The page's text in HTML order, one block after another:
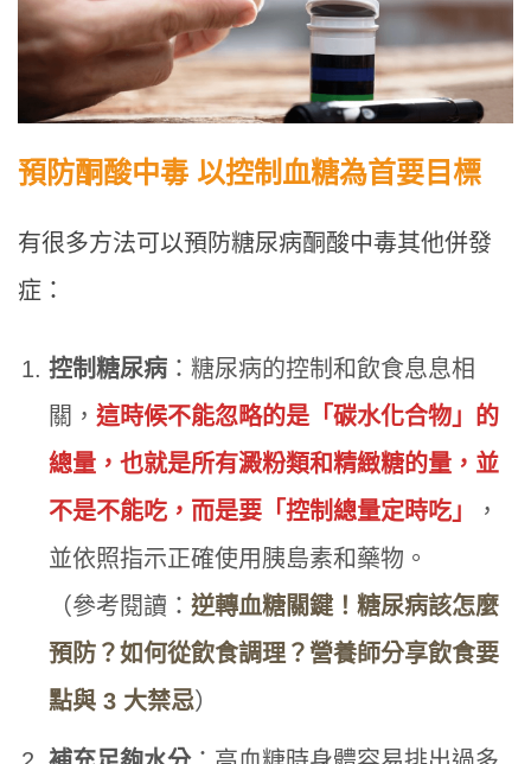
預防酮酸中毒 以控制血糖為首要目標
有很多方法可以預防糖尿病酮酸中毒其他併發
症：
控制糖尿病 ：糖尿病的控制和飲食息息相
關， 這時候不能忽略的是「碳水化合物」的
總量，也就是所有澱粉類和精緻糖的量，並
不是不能吃，而是要「控制總量定時吃」
，
並依照指示正確使用胰島素和藥物。
（參考閱讀： 逆轉血糖關鍵！糖尿病該怎麼
預防？如何從飲食調理？營養師分享飲食要
點與 3 大禁忌）